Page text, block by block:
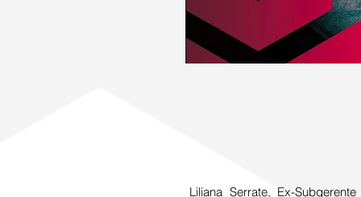
Liliana Serrate, Ex-